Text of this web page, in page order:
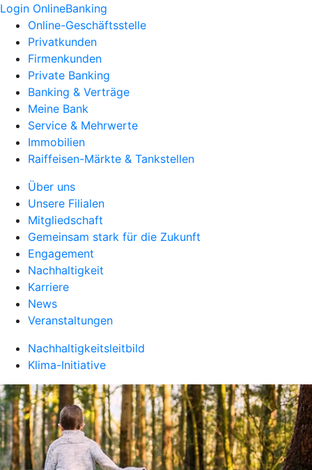
Login OnlineBanking
Online-Geschäftsstelle
Privatkunden
Firmenkunden
Private Banking
Banking & Verträge
Meine Bank
Service & Mehrwerte
Immobilien
Raiffeisen-Märkte & Tankstellen
Über uns
Unsere Filialen
Mitgliedschaft
Gemeinsam stark für die Zukunft
Engagement
Nachhaltigkeit
Karriere
News
Veranstaltungen
Nachhaltigkeitsleitbild
Klima-Initiative